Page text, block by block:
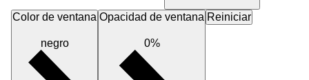
Color de ventana
negro
Opacidad de ventana
0%
Reiniciar